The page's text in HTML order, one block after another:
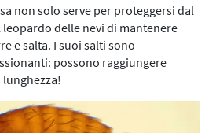
non solo serve per proteggersi dal
delle nevi di mantenere
e salta. I suoi salti sono
possono raggiungere